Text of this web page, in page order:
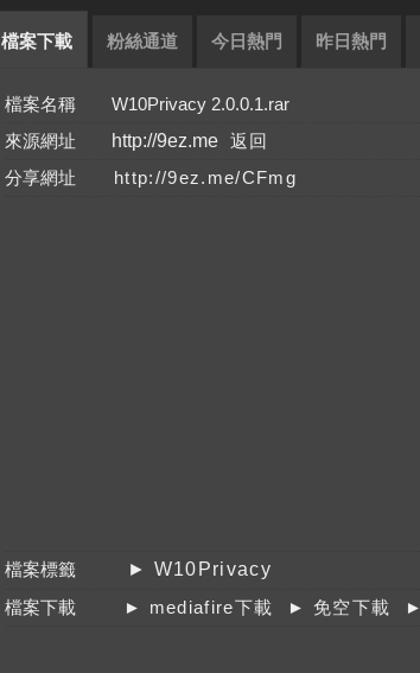
檔案下載 粉絲通道 今日熱門 昨日熱門
檔案名稱 W10Privacy 2.0.0.1.rar
來源網址
http://9ez.me
分享網址
檔案標籤
► W10Privacy
檔案下載